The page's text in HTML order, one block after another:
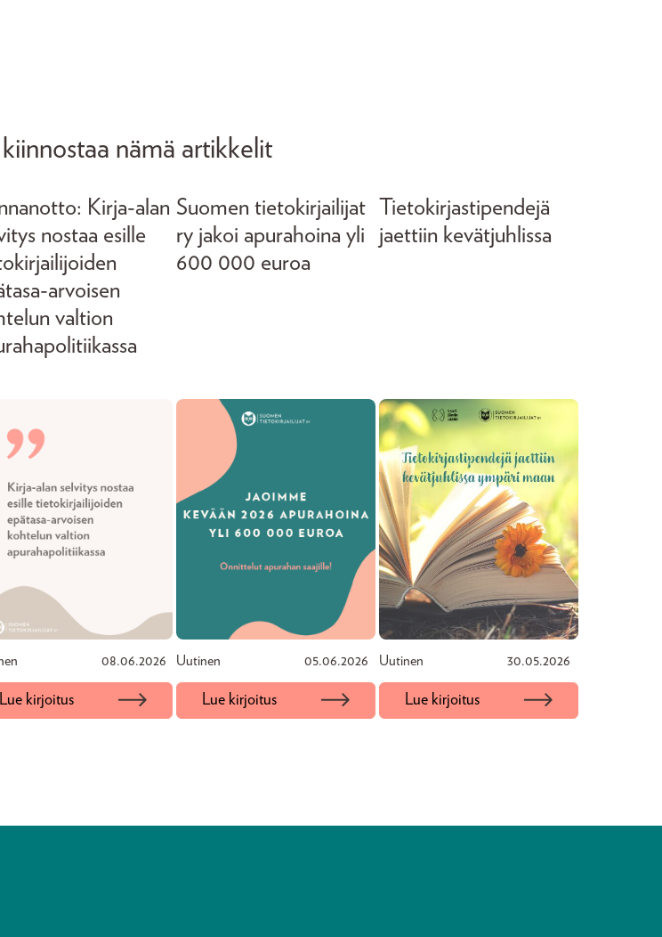
nämä artikkelit
Kirja-alan
nostaa esille
arvoisen
valtion
08.06.2026
Lue kirjoitus
Suomen tietokirjailijat
ry jakoi apurahoina yli
600 000 euroa
Uutinen 05.06.2026
Lue kirjoitus
Tietokirjastipendejä
jaettiin kevätjuhlissa
Uutinen 30.05.2026
Lue kirjoitus